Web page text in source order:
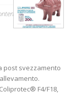
sponsorizzato
post svezzamento
F4/F18,